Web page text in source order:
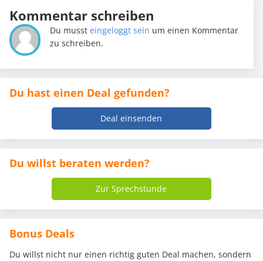
Kommentar schreiben
Du mussteingeloggt sein um einen Kommentar
zu schreiben.
Du hast einen Deal gefunden?
Deal einsenden
Du willst beraten werden?
Zur Sprechstunde
Bonus Deals
Du willst nicht nur einen richtig guten Deal machen, sondern